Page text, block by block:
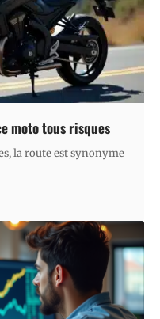
moto tous risques
la route est synonyme